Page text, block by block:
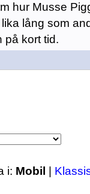
hur Musse
lång som
på kort tid.
i: Mobil |